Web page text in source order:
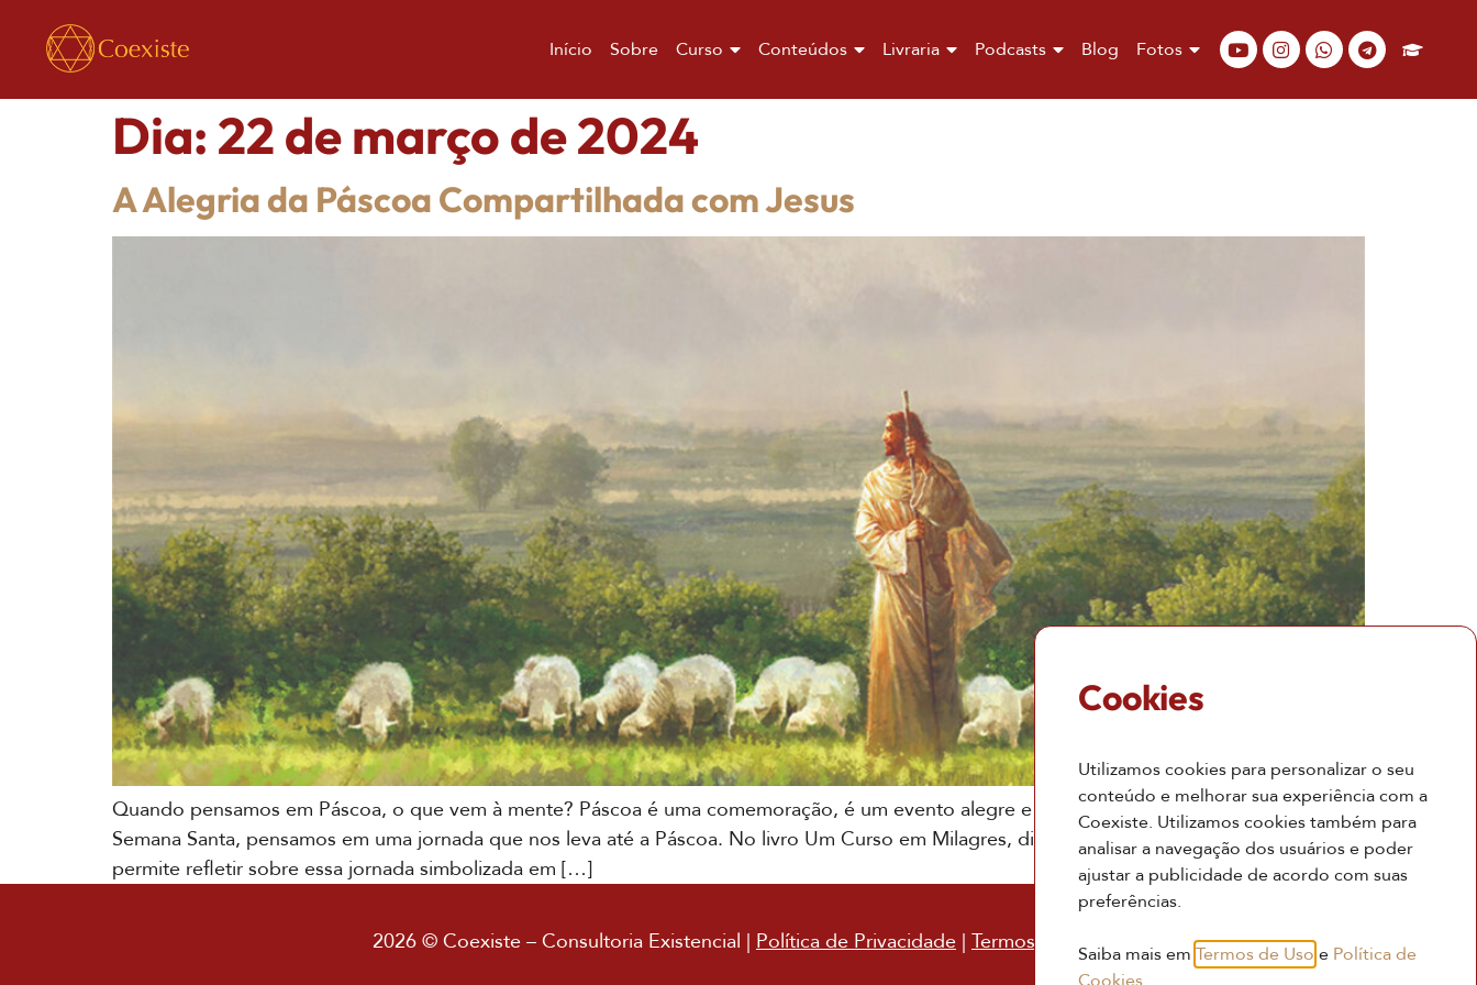
Início Sobre Curso Conteúdos Livraria Podcasts Blog Fotos
Dia: 22 de março de 2024
A Alegria da Páscoa Compartilhada com Jesus
Quando pensamos em Páscoa, o que vem à mente? Páscoa é uma comemoração, é um evento alegre e festivo. Quando pensamos em
Semana Santa, pensamos em uma jornada que nos leva até a Páscoa. No livro Um Curso em Milagres, ditado por Jesus, há um texto que nos
permite refletir sobre essa jornada simbolizada em […]
2026 © Coexiste – Consultoria Existencial | Política de Privacidade | Termos de Uso
Cookies
Utilizamos cookies para personalizar o seu
conteúdo e melhorar sua experiência com a
Coexiste. Utilizamos cookies também para
analisar a navegação dos usuários e poder
ajustar a publicidade de acordo com suas
preferências.
Saiba mais em Termos de Uso e Política de